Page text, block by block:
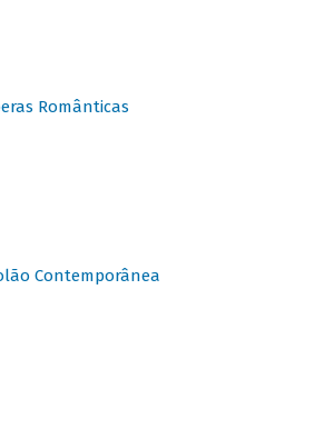
Românticas
Contemporânea